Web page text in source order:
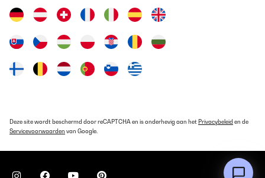
Deze site wordt beschermd door reCAPTCHA en is onderhevig aan het Privacybeleid en de
Servicevoorwaarden van Google.